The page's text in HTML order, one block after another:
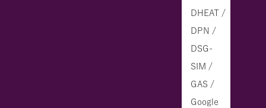
DHEAT /
DPN /
DSG-
SIM /
GAS /
Google